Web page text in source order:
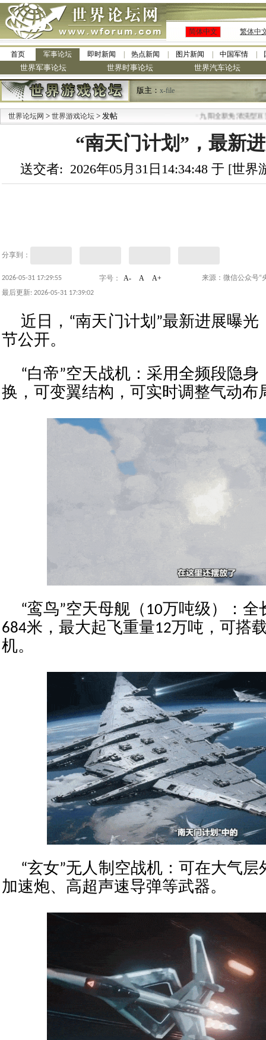
简体中文 繁体中
首页 军事论坛 即时新闻 热点新闻 图片新闻 中国军情
世界军事论坛 世界时事论坛 世界汽车论坛
版主： x-file
世界论坛网 > 世界游戏论坛 > 发帖 九阳全新免清洗型豆浆机 全
“南天门计划”，最新
送交者: 2026年05月31日14:34:48 于 [世
分享到：
2026-05-31 17:29:55 字号： A- A A+ 来源：微信公众号“
最后更新: 2026-05-31 17:39:02
近日，“南天门计划”最新进展曝
节公开。
“白帝”空天战机：采用全频段隐
换，可变翼结构，可实时调整气动布
“鸾鸟”空天母舰（10万吨级）：全
684米，最大起飞重量12万吨，可搭
机。
“玄女”无人制空战机：可在大气
加速炮、高超声速导弹等武器。